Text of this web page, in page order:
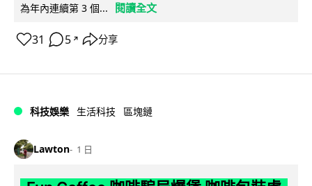
為年內連續第 3 個...
閱讀全文
31 5 ↗ 分享
科技娛樂 生活科技 區塊鏈
Lawton 1 日